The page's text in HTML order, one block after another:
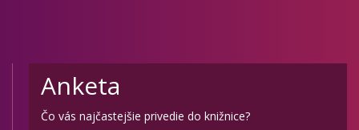
Anketa
Čo vás najčastejšie privedie do knižnice?